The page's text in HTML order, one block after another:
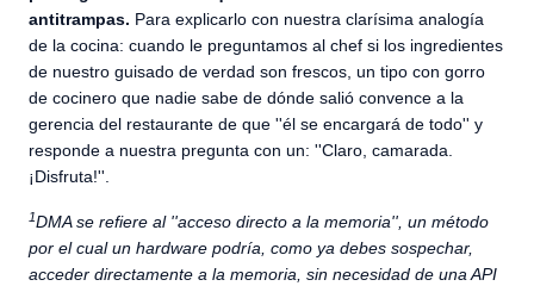
antitrampas. Para explicarlo con nuestra clarísima analogía
de la cocina: cuando le preguntamos al chef si los ingredientes
de nuestro guisado de verdad son frescos, un tipo con gorro
de cocinero que nadie sabe de dónde salió convence a la
gerencia del restaurante de que ''él se encargará de todo'' y
responde a nuestra pregunta con un: ''Claro, camarada.
¡Disfruta!''.
1DMA se refiere al ''acceso directo a la memoria'', un método
por el cual un hardware podría, como ya debes sospechar,
acceder directamente a la memoria, sin necesidad de una API